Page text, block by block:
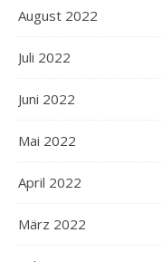
August 2022
Juli 2022
Juni 2022
Mai 2022
April 2022
März 2022